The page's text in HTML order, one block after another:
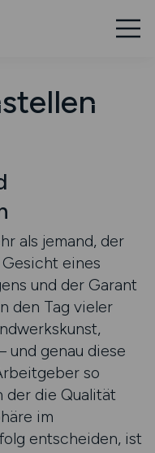
als jemand, der
eines
und der Garant
den Tag vieler
und genau diese
so
der die Qualität
im
entscheiden, ist